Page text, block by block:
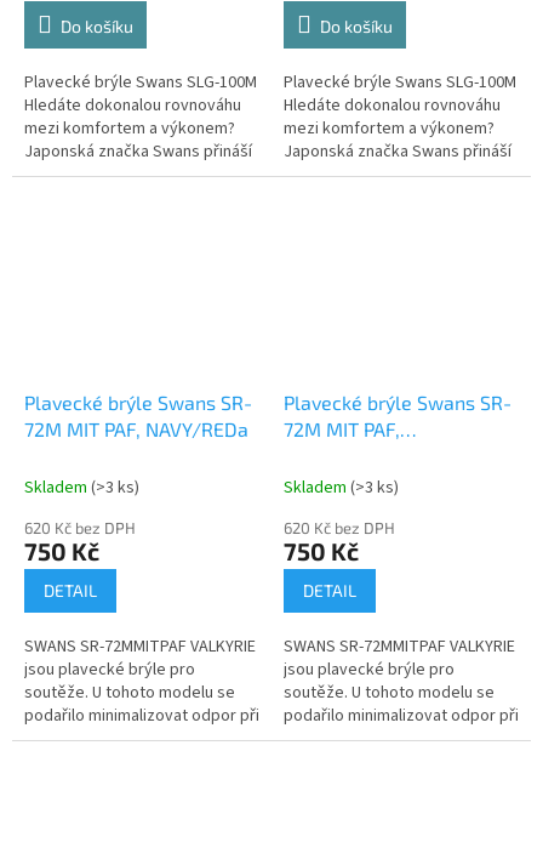
Do košíku
Plavecké brýle Swans SLG-100M
Hledáte dokonalou rovnováhu
mezi komfortem a výkonem?
Japonská značka Swans přináší
model SLG-100M, který
Do košíku
Plavecké brýle Swans SLG-100M
Hledáte dokonalou rovnováhu
mezi komfortem a výkonem?
Japonská značka Swans přináší
model SLG-100M, který
Plavecké brýle Swans SR-
72M MIT PAF, NAVY/REDa
Skladem (>3 ks)
620 Kč bez DPH
750 Kč
DETAIL
SWANS SR-72MMITPAF VALKYRIE
jsou plavecké brýle pro
soutěže. U tohoto modelu se
podařilo minimalizovat odpor při
proudění vody a poskytuje
Plavecké brýle Swans SR-
72M MIT PAF,
Skladem (>3 ks)
620 Kč bez DPH
750 Kč
DETAIL
SWANS SR-72MMITPAF VALKYRIE
jsou plavecké brýle pro
soutěže. U tohoto modelu se
podařilo minimalizovat odpor při
proudění vody a poskytuje